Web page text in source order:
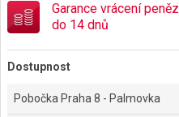
Garance vrácení peněz
do 14 dnů
Dostupnost
Pobočka Praha 8 - Palmovka